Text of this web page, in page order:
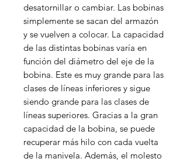
desatornillar o cambiar. Las bobinas
simplemente se sacan del armazón
y se vuelven a colocar. La capacidad
de las distintas bobinas varía en
función del diámetro del eje de la
bobina. Este es muy grande para las
clases de líneas inferiores y sigue
siendo grande para las clases de
líneas superiores. Gracias a la gran
capacidad de la bobina, se puede
recuperar más hilo con cada vuelta
de la manivela. Además, el molesto